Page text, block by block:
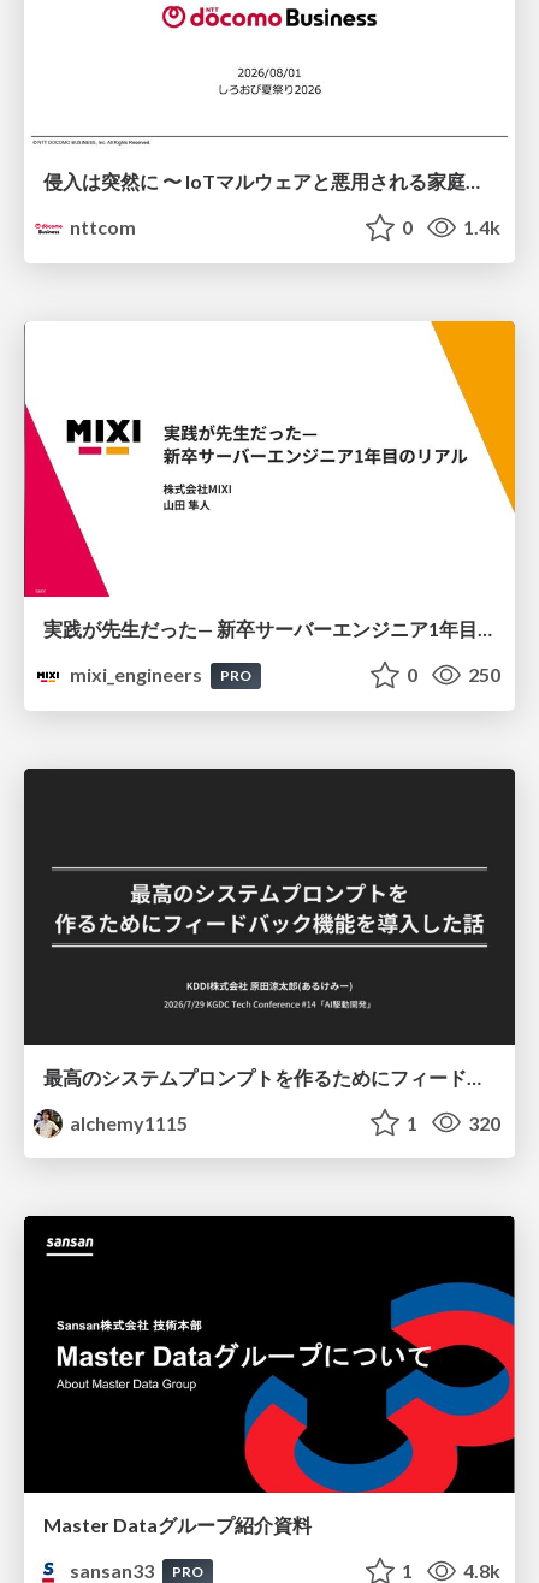
nttcom
0 1.4k
実践が先生だった— 新卒サーバーエンジニア1年目のリアル
mixi_engineers
PRO 0 250
alchemy1115
1 320
Master Dataグループ紹介資料
sansan33
PRO 1 4.8k